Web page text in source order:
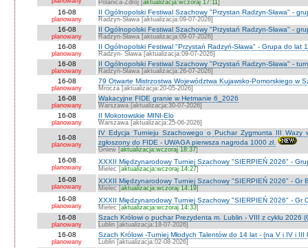
Polanica-Zdrój [aktualizacja:wczoraj 17:11]
16-08
planowany
II Ogólnopolski Festiwal Szachowy "Przystan Radzyn-Sława" -
Radzyn-Sława [aktualizacja:09-07-2026]
16-08
planowany
II Ogólnopolski Festiwal Szachowy "Przystań Radzyn-Sława" -
Radzyn-Sława [aktualizacja:09-07-2026]
16-08
planowany
II Ogólnopolski Festiwal "Przystań Radzyń-Sława" - Grupa do lat
Radzyn- Sława [aktualizacja:09-07-2026]
16-08
planowany
II Ogólnopolski Festiwal Szachowy "Przystań Radzyn-Sława" -
Radzyń-Sława [aktualizacja:26-07-2026]
16-08
planowany
79 Otwarte Mistrzostwa Województwa Kujawsko-Pomorskiego w
Mrocza [aktualizacja:20-05-2026]
16-08
planowany
Wakacyjne FIDE granie w Hetmanie 6_2026
Warszawa [aktualizacja:30-07-2026]
16-08
planowany
II Mokotowskie MINI-Elo
Warszawa [aktualizacja:25-06-2026]
16-08
planowany
IV Edycja Turnieju Szachowego o Puchar Zygmunta III Wazy
zgłoszony do FIDE - UWAGA pierwsza nagroda 1000 zł.
Gniew [aktualizacja:wczoraj 18:37]
16-08
planowany
XXXII Międzynarodowy Turniej Szachowy "SIERPIEŃ 2026" -
Mielec [aktualizacja:wczoraj 14:27]
16-08
planowany
XXXII Międzynarodowy Turniej Szachowy "SIERPIEŃ 2026" - Gr
Mielec [aktualizacja:wczoraj 14:19]
16-08
planowany
XXXII Międzynarodowy Turniej Szachowy "SIERPIEŃ 2026" - Gr
Mielec [aktualizacja:wczoraj 14:33]
16-08
planowany
Szach Królowi o puchar Prezydenta m. Lublin - VIII z cyklu 2026
Lublin [aktualizacja:18-07-2026]
16-08
planowany
Szach Królowi -Turniej Młodych Talentów do 14 lat - (na V i IV i III
Lublin [aktualizacja:02-08-2026]